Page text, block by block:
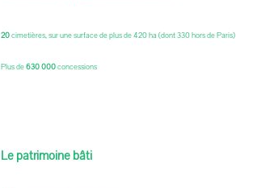
20cimetières, sur une surface de plus de 420 ha (dont 330 hors de Paris)
Plus de630 000concessions
Le patrimoine bâti